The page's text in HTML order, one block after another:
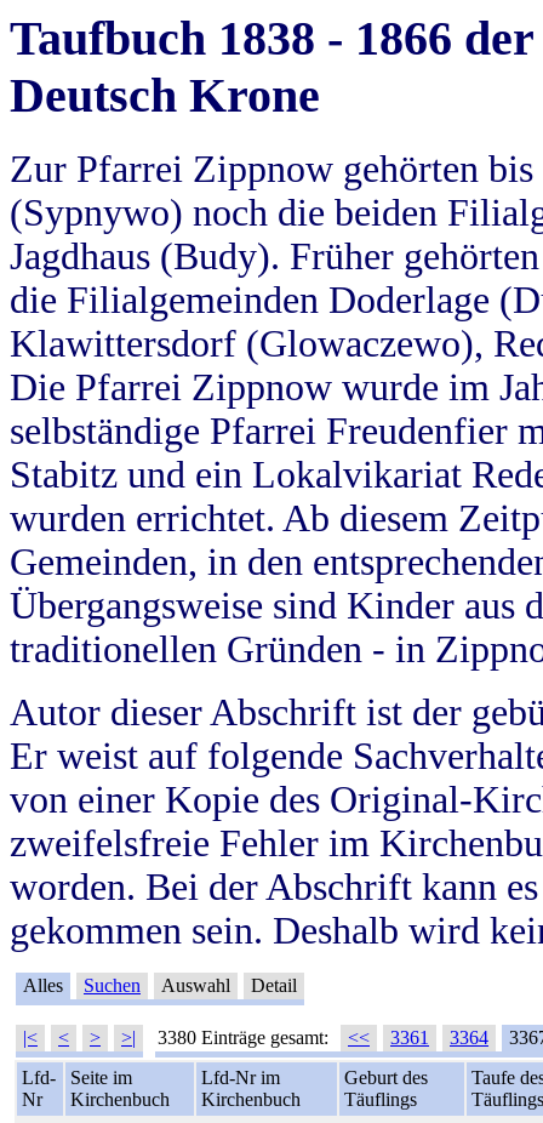
Taufbuch 1838 - 1866
Deutsch Krone
Zur Pfarrei Zippnow gehörten
(Sypnywo) noch die beiden
Jagdhaus (Budy). Früher
die Filialgemeinden Doderlage
Klawittersdorf (Glowaczewo),
Die Pfarrei Zippnow wurde im
selbständige Pfarrei Freudenfier
Stabitz und ein Lokalvikariat
wurden errichtet. Ab diesem
Gemeinden, in den
Übergangsweise sind Kinder aus
traditionellen Gründen - in
Autor dieser Abschrift ist der
Er weist auf folgende
von einer Kopie des Original-
zweifelsfreie Fehler im
worden. Bei der Abschrift kann
gekommen sein. Deshalb wird
Alles Suchen Auswahl Detail
|< < > >| 3380 Einträge gesamt: << 3361 3364
Lfd-
Nr
Seite im
Kirchenbuch
Lfd-Nr im
Kirchenbuch
Geburt des
Täuflings
Taufe
Täuflings